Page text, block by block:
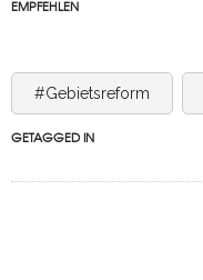
EMPFEHLEN
#Gebietsreform
GETAGGED IN